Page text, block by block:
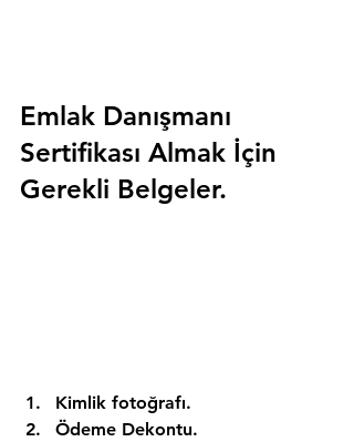
Emlak Danışmanı
Sertifikası Almak İçin
Gerekli Belgeler.
Kimlik fotoğrafı.
Ödeme Dekontu.